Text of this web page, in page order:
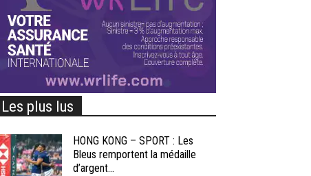
Les plus lus
HONG KONG – SPORT : Les
Bleus remportent la médaille
d’argent...